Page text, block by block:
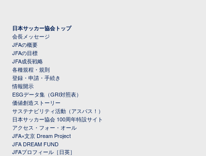
日本サッカー協会トップ
会長メッセージ
JFAの概要
JFAの目標
JFA成長戦略
各種規程・規則
登録・申請・手続き
情報開示
ESGデータ集（GRI対照表）
価値創造ストーリー
サステナビリティ活動（アスパス！）
日本サッカー協会 100周年特設サイト
アクセス・フォー・オール
JFA×文京 Dream Project
JFA DREAM FUND
JFAプロフィール［日英］